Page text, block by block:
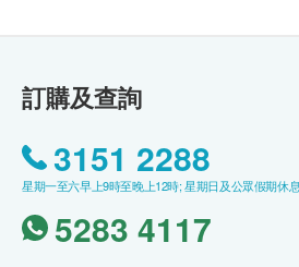
訂購及查詢
3151 2288
星期一至六早上9時至晚上12時; 星期日及公眾假期休息
5283 4117